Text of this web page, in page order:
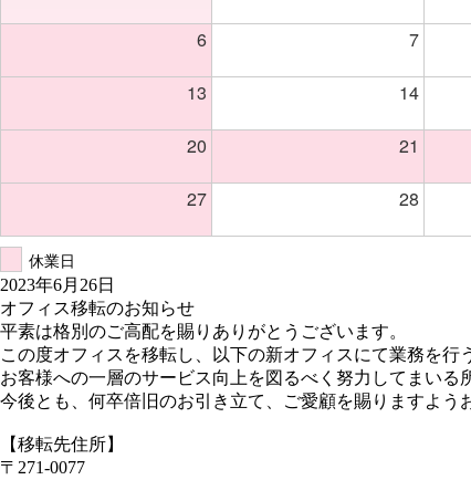
6 7
13 14
20 21
27 28
休業日
2023年6月26日
オフィス移転のお知らせ
平素は格別のご高配を賜りありがとうございます。
この度オフィスを移転し、以下の新オフィスにて業務を行
お客様への一層のサービス向上を図るべく努力してまいる
今後とも、何卒倍旧のお引き立て、ご愛顧を賜りますよう
【移転先住所】
〒271-0077